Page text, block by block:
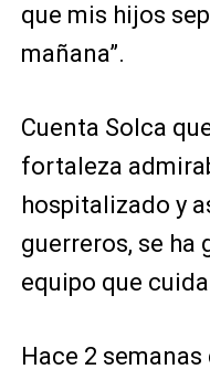
que mis hijos
mañana”.
Cuenta Solca
fortaleza
hospitalizado y
guerreros, se ha
equipo que
Hace 2